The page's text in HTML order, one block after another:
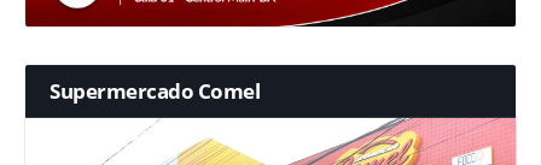
Supermercado Comel